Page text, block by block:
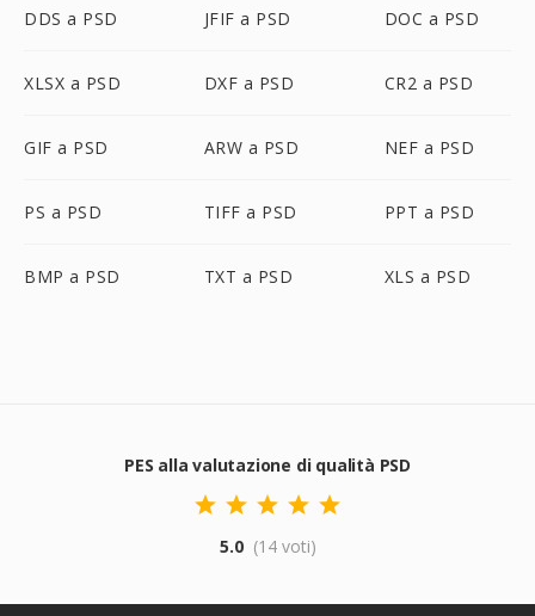
DDS a PSD JFIF a PSD DOC a PSD
XLSX a PSD DXF a PSD CR2 a PSD
GIF a PSD ARW a PSD NEF a PSD
PS a PSD TIFF a PSD PPT a PSD
BMP a PSD TXT a PSD XLS a PSD
PES alla valutazione di qualità PSD
5.0 (14 voti)